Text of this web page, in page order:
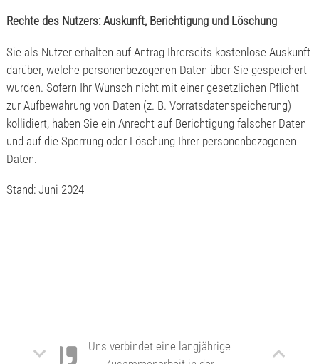
Rechte des Nutzers: Auskunft, Berichtigung und Löschung
Sie als Nutzer erhalten auf Antrag Ihrerseits kostenlose Auskunft
darüber, welche personenbezogenen Daten über Sie gespeichert
wurden. Sofern Ihr Wunsch nicht mit einer gesetzlichen Pflicht
zur Aufbewahrung von Daten (z. B. Vorratsdatenspeicherung)
kollidiert, haben Sie ein Anrecht auf Berichtigung falscher Daten
und auf die Sperrung oder Löschung Ihrer personenbezogenen
Daten.
Stand: Juni 2024